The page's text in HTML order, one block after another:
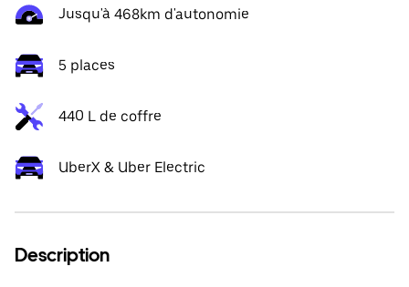
Jusqu'à 468km d'autonomie
5 places
440 L de coffre
UberX & Uber Electric
Description